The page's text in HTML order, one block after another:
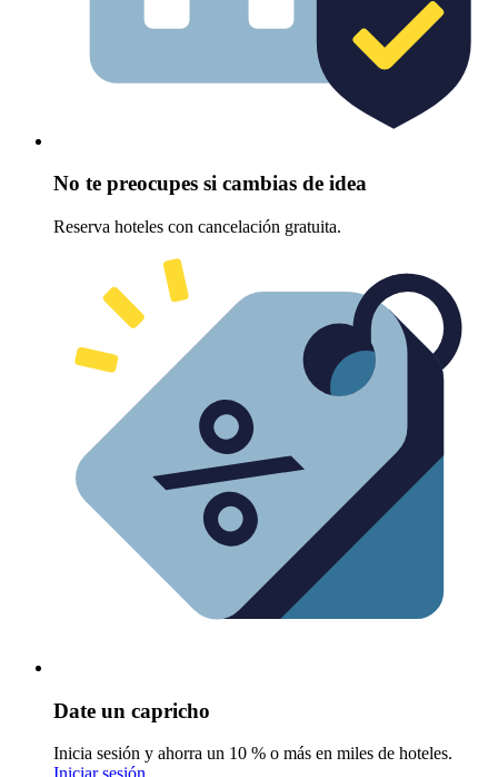
No te preocupes si cambias de idea
Reserva hoteles con cancelación gratuita.
Date un capricho
Inicia sesión y ahorra un 10 % o más en miles de hoteles.